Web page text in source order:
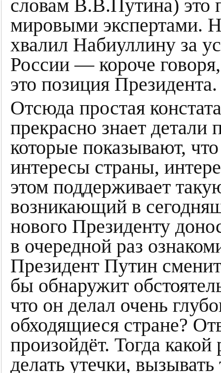
словам В.В.Путина) это
мировыми экспертами.
хвалил Набиуллину за
России — короче
это позиция Президента.
Отсюда простая
прекрасно знает
которые показывают,
интересы страны,
этом поддерживает
возникающий в
нового Президенту
в очередной раз
Президент Путин
бы обнаружит
что он делал очень
обходящиеся стране?
произойдёт. Тогда какой
делать утечки,